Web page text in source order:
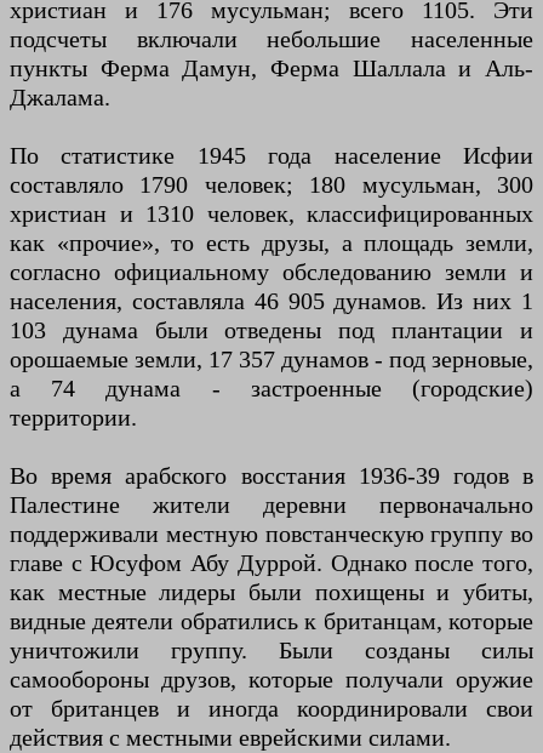
христиан и 176 мусульман; всего 1105. Эти
подсчеты включали небольшие населенные
пункты Ферма Дамун, Ферма Шаллала и Аль-
Джалама.
По статистике 1945 года население Исфии
составляло 1790 человек; 180 мусульман, 300
христиан и 1310 человек, классифицированных
как «прочие», то есть друзы, а площадь земли,
согласно официальному обследованию земли и
населения, составляла 46 905 дунамов. Из них 1
103 дунама были отведены под плантации и
орошаемые земли, 17 357 дунамов - под зерновые,
а 74 дунама - застроенные (городские)
территории.
Во время арабского восстания 1936-39 годов в
Палестине жители деревни первоначально
поддерживали местную повстанческую группу во
главе с Юсуфом Абу Дуррой. Однако после того,
как местные лидеры были похищены и убиты,
видные деятели обратились к британцам, которые
уничтожили группу. Были созданы силы
самообороны друзов, которые получали оружие
от британцев и иногда координировали свои
действия с местными еврейскими силами.